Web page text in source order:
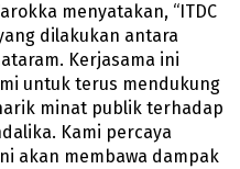
menyatakan, “ITDC
dilakukan antara
Kerjasama ini
untuk terus mendukung
minat publik terhadap
Kami percaya
akan membawa dampak